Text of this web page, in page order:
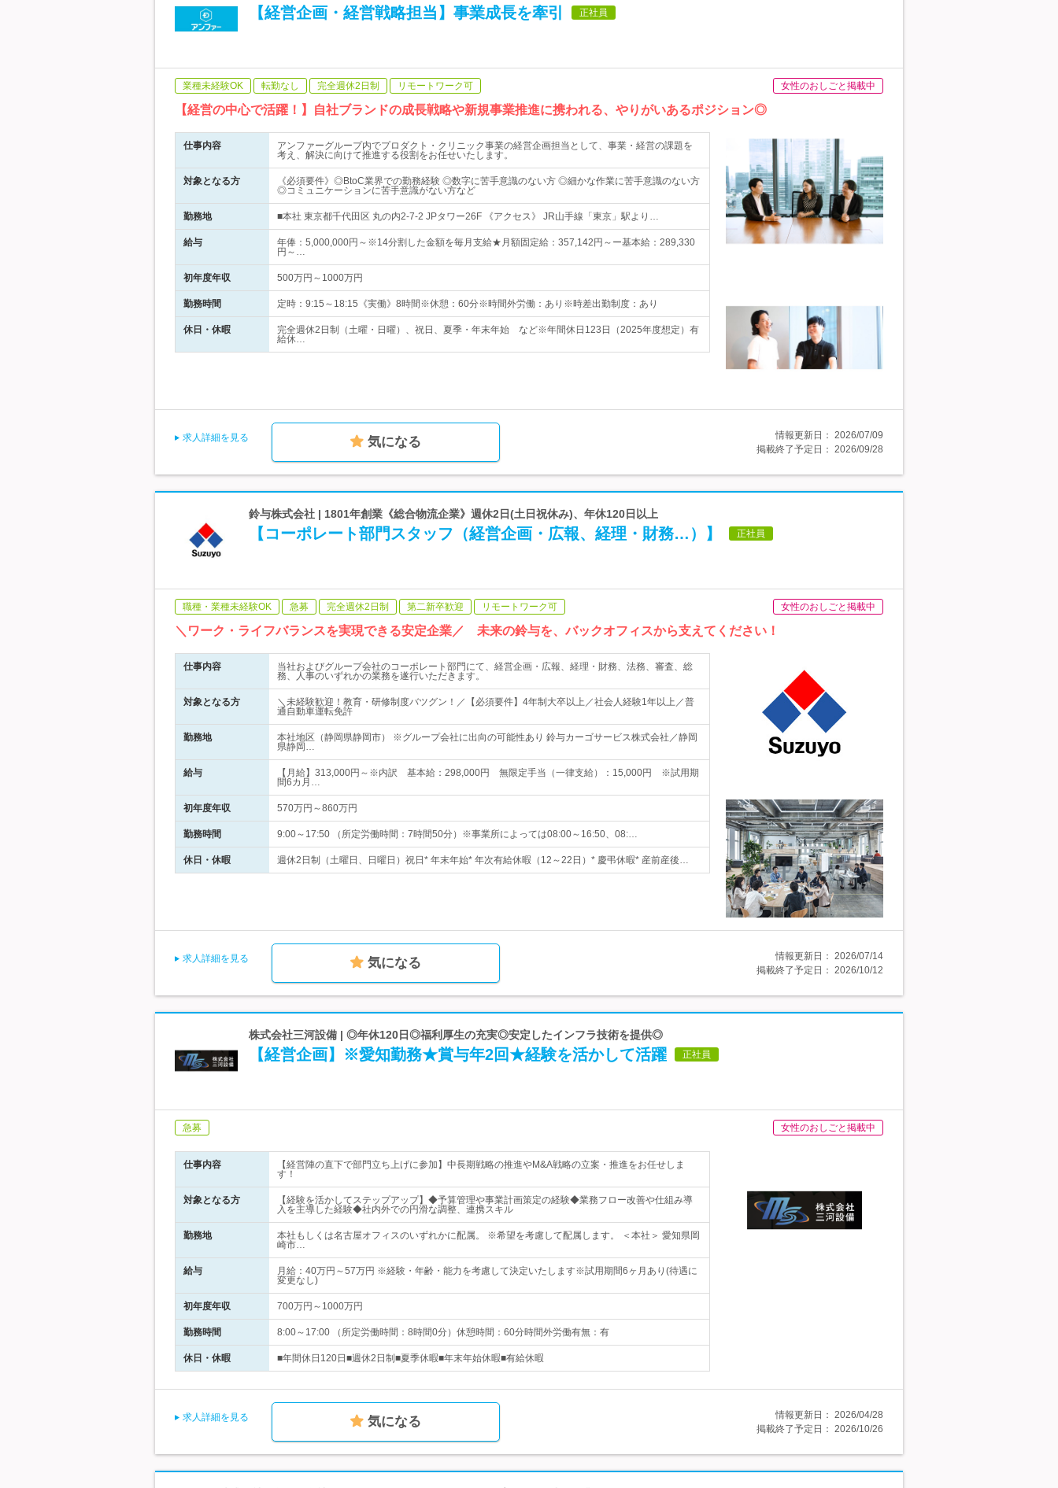
【経営企画・経営戦略担当】事業成長を牽引 正社員
業種未経験OK 転勤なし 完全週休2日制 リモートワーク可 女性のおしごと掲載中
【経営の中心で活躍！】自社ブランドの成長戦略や新規事業推進に携われる、やりがいあるポジション◎
仕事内容
アンファーグループ内でプロダクト・クリニック事業の経営企画担当として、事業・経営の課題を
考え、解決に向けて推進する役割をお任せいたします。
対象となる方
《必須要件》◎BtoC業界での勤務経験 ◎数字に苦手意識のない方 ◎細かな作業に苦手意識のない方
◎コミュニケーションに苦手意識がない方など
勤務地 ■本社 東京都千代田区 丸の内2-7-2 JPタワー26F 《アクセス》 JR山手線「東京」駅より…
給与
年俸：5,000,000円～※14分割した金額を毎月支給★月額固定給：357,142円～ー基本給：289,330
円～…
初年度年収 500万円～1000万円
勤務時間 定時：9:15～18:15《実働》8時間※休憩：60分※時間外労働：あり※時差出勤制度：あり
休日・休暇
完全週休2日制（土曜・日曜）、祝日、夏季・年末年始 など※年間休日123日（2025年度想定）有
給休…
求人詳細を見る 気になる 情報更新日： 2026/07/09
掲載終了予定日： 2026/09/28
鈴与株式会社 | 1801年創業《総合物流企業》週休2日(土日祝休み)、年休120日以上
【コーポレート部門スタッフ（経営企画・広報、経理・財務…）】 正社員
職種・業種未経験OK 急募 完全週休2日制 第二新卒歓迎 リモートワーク可 女性のおしごと掲載中
＼ワーク・ライフバランスを実現できる安定企業／ 未来の鈴与を、バックオフィスから支えてください！
仕事内容
当社およびグループ会社のコーポレート部門にて、経営企画・広報、経理・財務、法務、審査、総
務、人事のいずれかの業務を遂行いただきます。
対象となる方
＼未経験歓迎！教育・研修制度バツグン！／【必須要件】4年制大卒以上／社会人経験1年以上／普
通自動車運転免許
勤務地
本社地区（静岡県静岡市） ※グループ会社に出向の可能性あり 鈴与カーゴサービス株式会社／静岡
県静岡…
給与
【月給】313,000円～※内訳 基本給：298,000円 無限定手当（一律支給）：15,000円 ※試用期
間6カ月…
初年度年収 570万円～860万円
勤務時間 9:00～17:50 （所定労働時間：7時間50分）※事業所によっては08:00～16:50、08:…
休日・休暇 週休2日制（土曜日、日曜日）祝日* 年末年始* 年次有給休暇（12～22日）* 慶弔休暇* 産前産後…
求人詳細を見る 気になる 情報更新日： 2026/07/14
掲載終了予定日： 2026/10/12
株式会社三河設備 | ◎年休120日◎福利厚生の充実◎安定したインフラ技術を提供◎
【経営企画】※愛知勤務★賞与年2回★経験を活かして活躍 正社員
急募 女性のおしごと掲載中
仕事内容
【経営陣の直下で部門立ち上げに参加】中長期戦略の推進やM&A戦略の立案・推進をお任せしま
す！
対象となる方
【経験を活かしてステップアップ】◆予算管理や事業計画策定の経験◆業務フロー改善や仕組み導
入を主導した経験◆社内外での円滑な調整、連携スキル
勤務地
本社もしくは名古屋オフィスのいずれかに配属。 ※希望を考慮して配属します。 ＜本社＞ 愛知県岡
崎市…
給与
月給：40万円～57万円 ※経験・年齢・能力を考慮して決定いたします※試用期間6ヶ月あり(待遇に
変更なし)
初年度年収 700万円～1000万円
勤務時間 8:00～17:00 （所定労働時間：8時間0分）休憩時間：60分時間外労働有無：有
休日・休暇 ■年間休日120日■週休2日制■夏季休暇■年末年始休暇■有給休暇
求人詳細を見る 気になる 情報更新日： 2026/04/28
掲載終了予定日： 2026/10/26